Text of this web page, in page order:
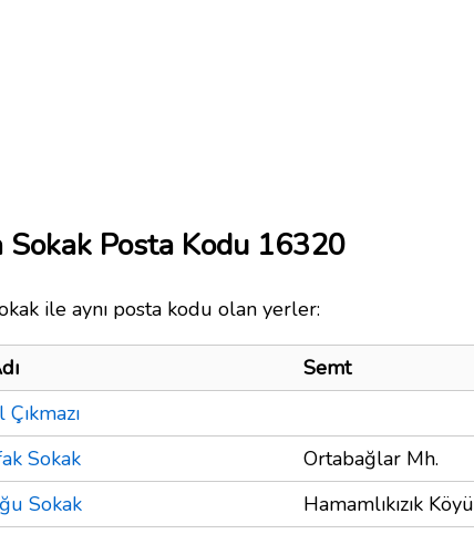
Sokak Posta Kodu 16320
ile aynı posta kodu olan yerler:
Semt
Sokak
Ortabağlar Mh.
Sokak
Hamamlıkızık Köyü